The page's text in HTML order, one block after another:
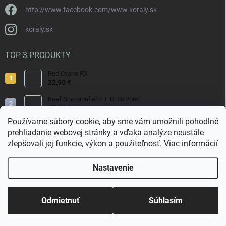
Používame súbory cookie, aby sme vám umožnili pohodlné
prehliadanie webovej stránky a vďaka analýze neustále
zlepšovali jej funkcie, výkon a použiteľnosť. Viac informácií
Nastavenie
Odmietnuť Súhlasím
http://www.facebook.com/www.koraly.sk
koraly.sk
TOP 3 PRODUKTY
Red Cyano RX
22,90 €
Reef Scorpionfish F.L.U. 86 20ml
17,90 €
Nyos Artemis 250ml
15,50 €
Copyright 2026Koraly.sk. Všetky práva vyhradené.